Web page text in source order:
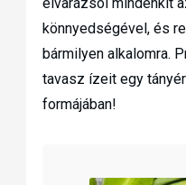
könnyedségével, és
bármilyen alkalomra.
tavasz ízeit egy
formájában!